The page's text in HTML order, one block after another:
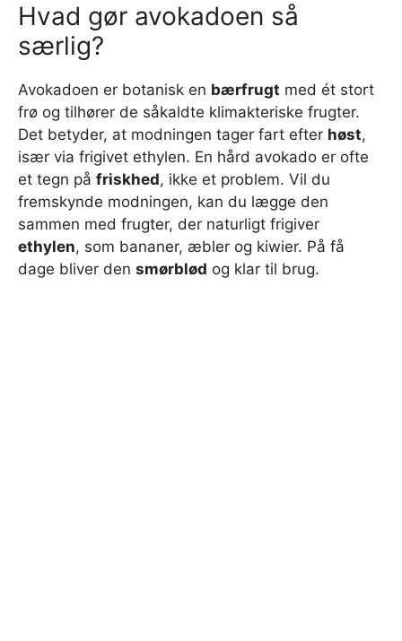
Hvad gør avokadoen så
særlig?
Avokadoen er botanisk en bærfrugt med ét stort
frø og tilhører de såkaldte klimakteriske frugter.
Det betyder, at modningen tager fart efter høst,
især via frigivet ethylen. En hård avokado er ofte
et tegn på friskhed, ikke et problem. Vil du
fremskynde modningen, kan du lægge den
sammen med frugter, der naturligt frigiver
ethylen, som bananer, æbler og kiwier. På få
dage bliver den smørblød og klar til brug.